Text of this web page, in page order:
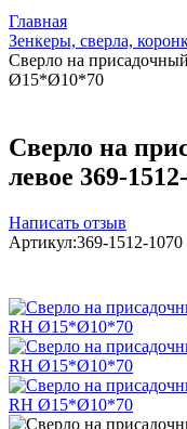
Главная
Зенкеры, сверла,
Сверло на
Ø15*Ø10*70
Сверло на
левое 369-
Написать отзыв
Артикул:369-1512-1070